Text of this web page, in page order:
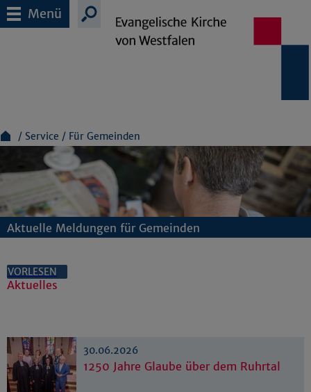
Menü
Service Für Gemeinden
Aktuelle Meldungen für Gemeinden
VORLESEN
Aktuelles
30.06.2026
1250 Jahre Glaube über dem Ruhrtal